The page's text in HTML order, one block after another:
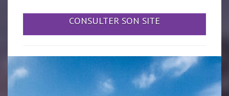
CONSULTER SON SITE